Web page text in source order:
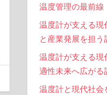
温度管理の最前線
温度計が支える
と産業発展を担
温度計が支える
適性未来へ広が
温度計と現代社